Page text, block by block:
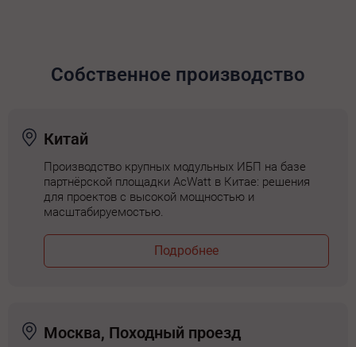
Собственное производство
Китай
Производство крупных модульных ИБП на базе
партнёрской площадки AcWatt в Китае: решения
для проектов с высокой мощностью и
масштабируемостью.
Подробнее
Москва, Походный проезд